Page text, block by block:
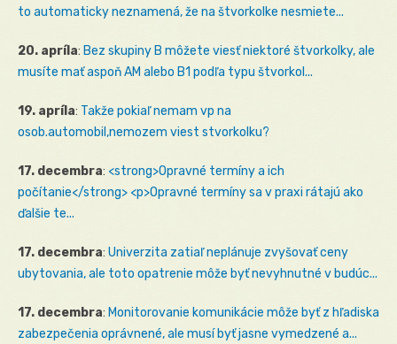
to automaticky neznamená, že na štvorkolke nesmiete...
20. apríla: Bez skupiny B môžete viesť niektoré štvorkolky, ale
musíte mať aspoň AM alebo B1 podľa typu štvorkol...
19. apríla: Takže pokiaľ nemam vp na
osob.automobil,nemozem viest stvorkolku?
17. decembra: <strong>Opravné termíny a ich
počítanie</strong> <p>Opravné termíny sa v praxi rátajú ako
ďalšie te...
17. decembra: Univerzita zatiaľ neplánuje zvyšovať ceny
ubytovania, ale toto opatrenie môže byť nevyhnutné v budúc...
17. decembra: Monitorovanie komunikácie môže byť z hľadiska
zabezpečenia oprávnené, ale musí byť jasne vymedzené a...